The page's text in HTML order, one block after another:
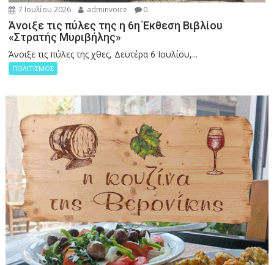
7 Ιουλίου 2026 adminvoice 0
Άνοιξε τις πύλες της η 6η Έκθεση Βιβλίου
«Στρατής Μυριβήλης»
Άνοιξε τις πύλες της χθες, Δευτέρα 6 Ιουλίου,...
ΠΟΛΙΤΙΣΜΟΣ